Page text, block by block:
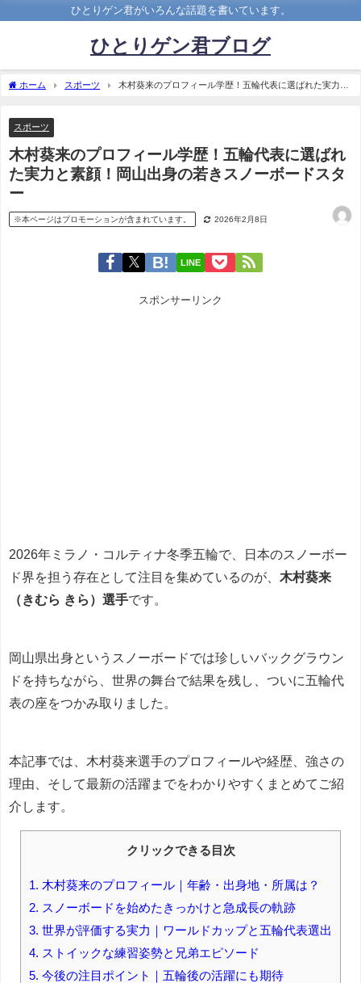
ひとりゲン君がいろんな話題を書いています。
ひとりゲン君ブログ
ホーム スポーツ
木村葵来のプロフィール学歴！五輪代表に選ばれた実力と
スポーツ
木村葵来のプロフィール学歴！五輪代表に選ばれ
た実力と素顔！岡山出身の若きスノーボードスタ
ー
※本ページはプロモーションが含まれています。 2026年2月8日
LINE
スポンサーリンク
2026年ミラノ・コルティナ冬季五輪で、日本のスノーボー
ド界を担う存在として注目を集めているのが、 木村葵来
（きむら きら）選手です。
岡山県出身というスノーボードでは珍しいバックグラウン
ドを持ちながら、世界の舞台で結果を残し、ついに五輪代
表の座をつかみ取りました。
本記事では、木村葵来選手のプロフィールや経歴、強さの
理由、そして最新の活躍までをわかりやすくまとめてご紹
介します。
クリックできる目次
1. 木村葵来のプロフィール｜年齢・出身地・所属は？
2. スノーボードを始めたきっかけと急成長の軌跡
3. 世界が評価する実力｜ワールドカップと五輪代表選出
4. ストイックな練習姿勢と兄弟エピソード
5. 今後の注目ポイント｜五輪後の活躍にも期待